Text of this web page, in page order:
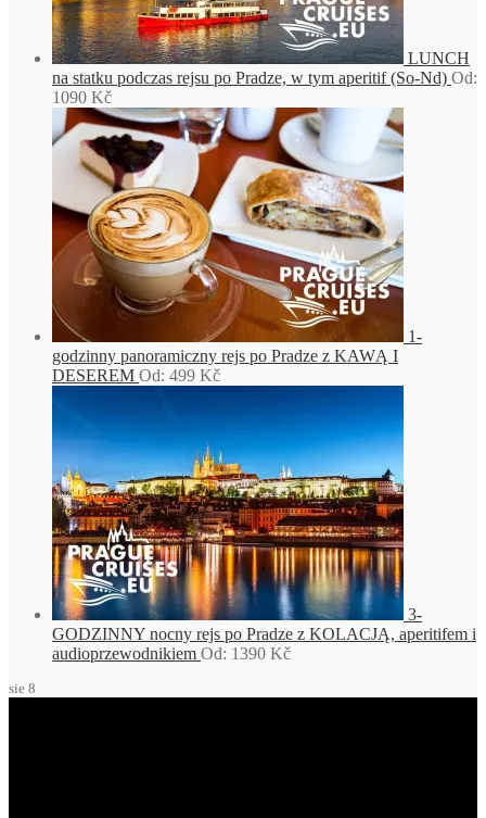
LUNCH
na statku podczas rejsu po Pradze, w tym aperitif (So-Nd) Od:
1090 Kč
1-
godzinny panoramiczny rejs po Pradze z KAWĄ I
DESEREM Od: 499 Kč
3-
GODZINNY nocny rejs po Pradze z KOLACJĄ, aperitifem i
audioprzewodnikiem Od: 1390 Kč
sie 8